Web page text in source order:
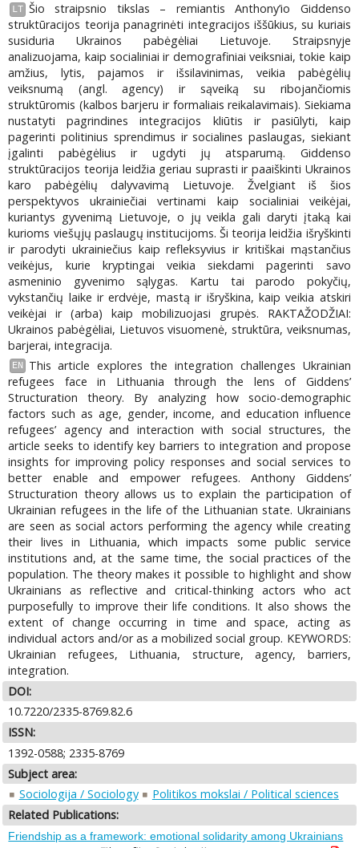
LT Šio straipsnio tikslas – remiantis Anthony’io Giddenso
struktūracijos teorija panagrinėti integracijos iššūkius, su kuriais
susiduria Ukrainos pabėgėliai Lietuvoje. Straipsnyje
analizuojama, kaip socialiniai ir demografiniai veiksniai, tokie kaip
amžius, lytis, pajamos ir išsilavinimas, veikia pabėgėlių
veiksnumą (angl. agency) ir sąveiką su ribojančiomis
struktūromis (kalbos barjeru ir formaliais reikalavimais). Siekiama
nustatyti pagrindines integracijos kliūtis ir pasiūlyti, kaip
pagerinti politinius sprendimus ir socialines paslaugas, siekiant
įgalinti pabėgėlius ir ugdyti jų atsparumą. Giddenso
struktūracijos teorija leidžia geriau suprasti ir paaiškinti Ukrainos
karo pabėgėlių dalyvavimą Lietuvoje. Žvelgiant iš šios
perspektyvos ukrainiečiai vertinami kaip socialiniai veikėjai,
kuriantys gyvenimą Lietuvoje, o jų veikla gali daryti įtaką kai
kurioms viešųjų paslaugų institucijoms. Ši teorija leidžia išryškinti
ir parodyti ukrainiečius kaip refleksyvius ir kritiškai mąstančius
veikėjus, kurie kryptingai veikia siekdami pagerinti savo
asmeninio gyvenimo sąlygas. Kartu tai parodo pokyčių,
vykstančių laike ir erdvėje, mastą ir išryškina, kaip veikia atskiri
veikėjai ir (arba) kaip mobilizuojasi grupės. RAKTAŽODŽIAI:
Ukrainos pabėgėliai, Lietuvos visuomenė, struktūra, veiksnumas,
barjerai, integracija.
EN
This article explores the integration challenges Ukrainian
refugees face in Lithuania through the lens of Giddens’
Structuration theory. By analyzing how socio-demographic
factors such as age, gender, income, and education influence
refugees’ agency and interaction with social structures, the
article seeks to identify key barriers to integration and propose
insights for improving policy responses and social services to
better enable and empower refugees. Anthony Giddens’
Structuration theory allows us to explain the participation of
Ukrainian refugees in the life of the Lithuanian state. Ukrainians
are seen as social actors performing the agency while creating
their lives in Lithuania, which impacts some public service
institutions and, at the same time, the social practices of the
population. The theory makes it possible to highlight and show
Ukrainians as reflective and critical-thinking actors who act
purposefully to improve their life conditions. It also shows the
extent of change occurring in time and space, acting as
individual actors and/or as a mobilized social group. KEYWORDS:
Ukrainian refugees, Lithuania, structure, agency, barriers,
integration.
DOI:
10.7220/2335-8769.82.6
ISSN:
1392-0588; 2335-8769
Subject area:
Sociologija / Sociology
Politikos mokslai / Political sciences
Related Publications:
Friendship as a framework: emotional solidarity among Ukrainians